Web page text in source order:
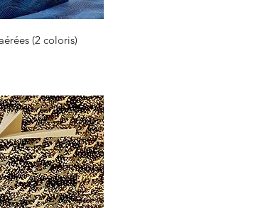
rapide(2 coloris)